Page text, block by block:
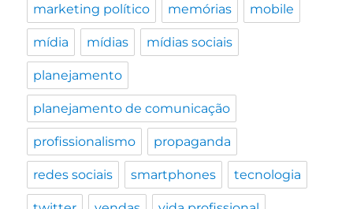
marketing político memórias mobile
mídia mídias mídias sociais
planejamento
planejamento de comunicação
profissionalismo propaganda
redes sociais smartphones tecnologia